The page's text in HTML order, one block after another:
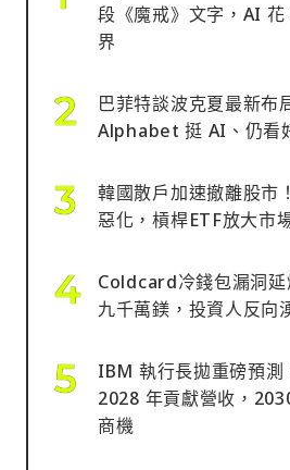
段《魔戒》文字，AI
界
巴菲特談波克夏最新布
Alphabet 挺 AI、仍看
韓國散戶加速撤離股市
惡化，槓桿ETF放大市
Coldcard冷錢包漏洞
九千萬鎂，投資人反向
IBM 執行長拋重磅預測
2028 年貢獻營收，
商機